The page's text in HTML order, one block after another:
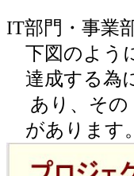
IT部門・事業
下図のよう
達成する為
あり、その
があります。